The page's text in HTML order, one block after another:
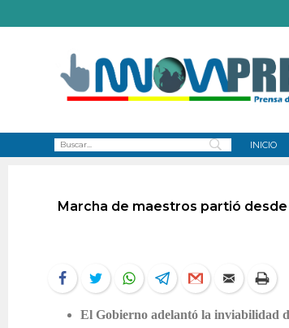
INICIO
Marcha de maestros partió desde
El Gobierno adelantó la inviabilidad